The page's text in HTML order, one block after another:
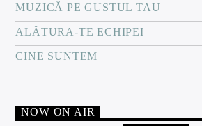
MUZICĂ PE GUSTUL TAU
ALĂTURA-TE ECHIPEI
CINE SUNTEM
NOW ON AIR